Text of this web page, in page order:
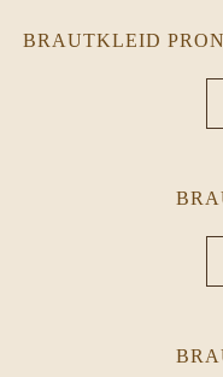
BRAUTKLEID